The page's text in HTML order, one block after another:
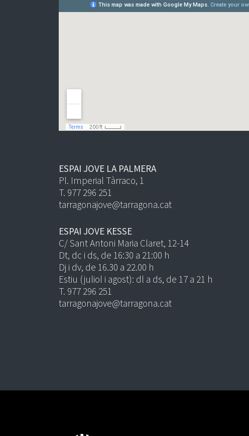
ESPAI JOVE LA PALMERA
Pl. Imperial Tàrraco, 1
T. 977 296 251
tarragonajove@tarragona.cat
ESPAI JOVE KESSE
C/ Sant Antoni Maria Claret, 12-14
Dt, dc i ds, de 16:30 a 21:00 h
Dj i dv, de 16.30 a 22.00 h
Estiu (juliol i agost): dl a ds, de 17 a 21 h
T. 977 296 251
tarragonajove@tarragona.cat